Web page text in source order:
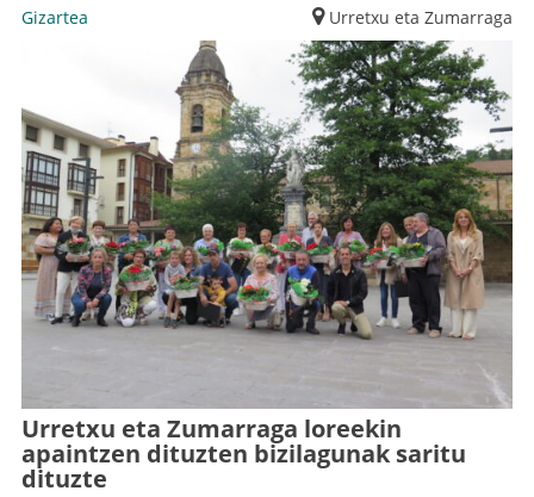
Gizartea Urretxu eta Zumarraga
Urretxu eta Zumarraga loreekin
apaintzen dituzten bizilagunak saritu
dituzte